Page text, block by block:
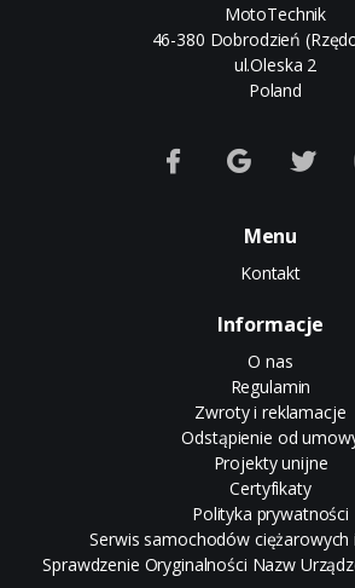
MotoTechnik
46-380 Dobrodzień
ul.Oleska 2
Poland
Menu
Kontakt
Informacje
O nas
Regulamin
Zwroty i reklamacje
Odstąpienie od
Projekty unijne
Certyfikaty
Polityka prywatności
Serwis samochodów
Sprawdzenie Oryginalności Nazw